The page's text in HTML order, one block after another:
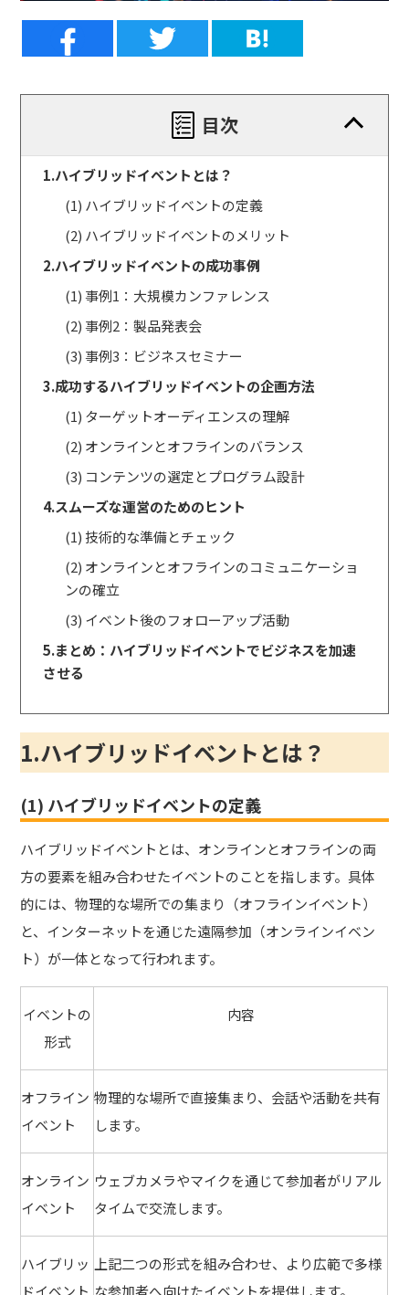
目次
1.ハイブリッドイベントとは？
(1) ハイブリッドイベントの定義
(2) ハイブリッドイベントのメリット
2.ハイブリッドイベントの成功事例
(1) 事例1：大規模カンファレンス
(2) 事例2：製品発表会
(3) 事例3：ビジネスセミナー
3.成功するハイブリッドイベントの企画方法
(1) ターゲットオーディエンスの理解
(2) オンラインとオフラインのバランス
(3) コンテンツの選定とプログラム設計
4.スムーズな運営のためのヒント
(1) 技術的な準備とチェック
(2) オンラインとオフラインのコミュニケーショ
ンの確立
(3) イベント後のフォローアップ活動
5.まとめ：ハイブリッドイベントでビジネスを加速
させる
1.ハイブリッドイベントとは？
(1) ハイブリッドイベントの定義
ハイブリッドイベントとは、オンラインとオフラインの両
方の要素を組み合わせたイベントのことを指します。具体
的には、物理的な場所での集まり（オフラインイベント）
と、インターネットを通じた遠隔参加（オンラインイベン
ト）が一体となって行われます。
イベントの
形式
内容
オフライン
イベント
物理的な場所で直接集まり、会話や活動を共有
します。
オンライン
イベント
ウェブカメラやマイクを通じて参加者がリアル
タイムで交流します。
ハイブリッ
ドイベント
上記二つの形式を組み合わせ、より広範で多様
な参加者へ向けたイベントを提供します。